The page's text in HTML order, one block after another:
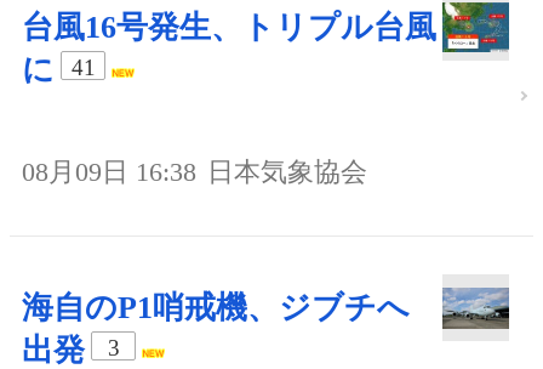
台風16号発生、トリプル台風
に
41
08月09日 16:38 日本気象協会
海自のP1哨戒機、ジブチへ
出発
3